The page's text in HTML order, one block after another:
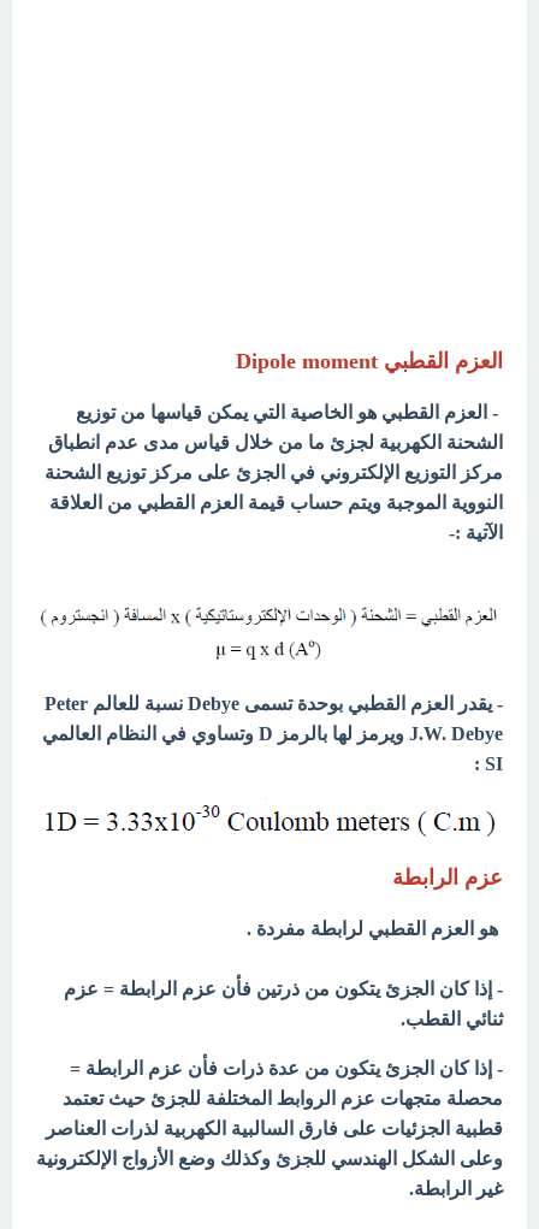
العزم القطبي Dipole moment
- العزم القطبي هو الخاصية التي يمكن قياسها من توزيع
الشحنة الكهربية لجزئ ما من خلال قياس مدى عدم انطباق
مركز التوزيع الإلكتروني في الجزئ على مركز توزيع الشحنة
النووية الموجبة ويتم حساب قيمة العزم القطبي من العلاقة
الآتية :-
- يقدر العزم القطبي بوحدة تسمى Debye نسبة للعالم Peter
J.W. Debye ويرمز لها بالرمز D وتساوي في النظام العالمي
SI :
عزم الرابطة
هو العزم القطبي لرابطة مفردة .
- إذا كان الجزئ يتكون من ذرتين فأن عزم الرابطة = عزم
ثنائي القطب.
- إذا كان الجزئ يتكون من عدة ذرات فأن عزم الرابطة =
محصلة متجهات عزم الروابط المختلفة للجزئ حيث تعتمد
قطبية الجزئيات على فارق السالبية الكهربية لذرات العناصر
وعلى الشكل الهندسي للجزئ وكذلك وضع الأزواج الإلكترونية
غير الرابطة.